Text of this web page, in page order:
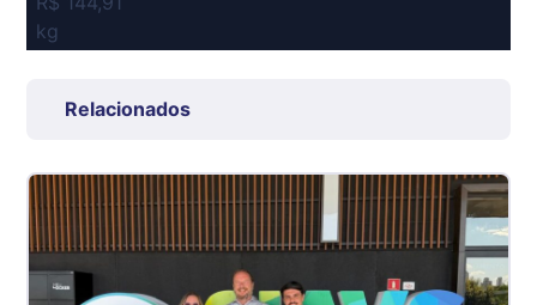
kg
Grande São Paulo (SP)
Suíno - Estadual
SP
R$ 5,08
kg
Relacionados